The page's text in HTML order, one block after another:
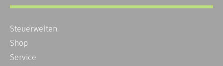
Steuerwelten
Shop
Service